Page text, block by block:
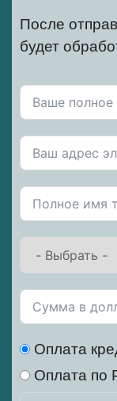
После
будет
Оплата
Оплата по